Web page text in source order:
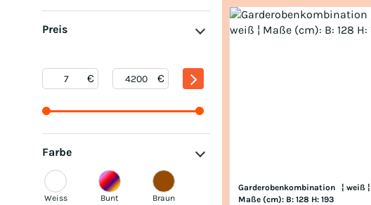
Preis
Farbe
Weiss Bunt Braun
Garderobenkombination   ¦ weiß ¦
Maße (cm): B: 128 H: 193